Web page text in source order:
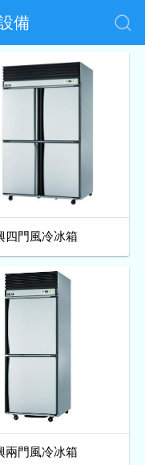
備
四門風冷冰箱
兩門風冷冰箱